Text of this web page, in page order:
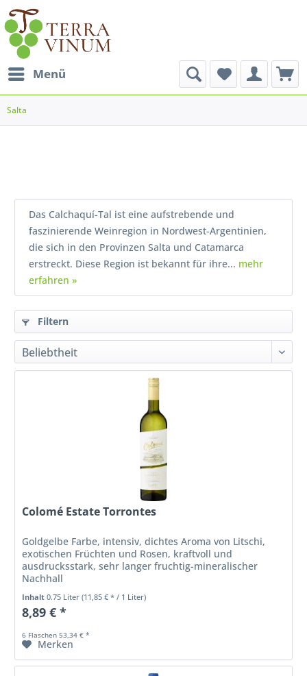
Menü
Salta
Das Calchaquí-Tal ist eine aufstrebende und
faszinierende Weinregion in Nordwest-Argentinien,
die sich in den Provinzen Salta und Catamarca
erstreckt. Diese Region ist bekannt für ihre... mehr
erfahren »
Filtern
Colomé Estate Torrontes
Goldgelbe Farbe, intensiv, dichtes Aroma von Litschi,
exotischen Früchten und Rosen, kraftvoll und
ausdrucksstark, sehr langer fruchtig-mineralischer
Nachhall
Inhalt0.75 Liter(11,85 € * / 1 Liter)
8,89 € *
6 Flaschen 53,34 € *
Merken